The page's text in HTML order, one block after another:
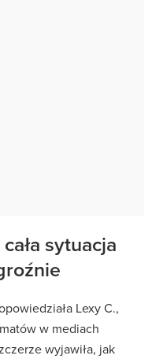
sytuacja
Lexy C.,
w mediach
wyjawiła, jak